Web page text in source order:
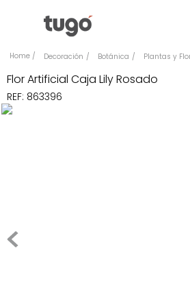
Decoración Botánica Plantas y
Flor Artificial Caja Lily Rosado
REF: 863396
Comedor
Silla